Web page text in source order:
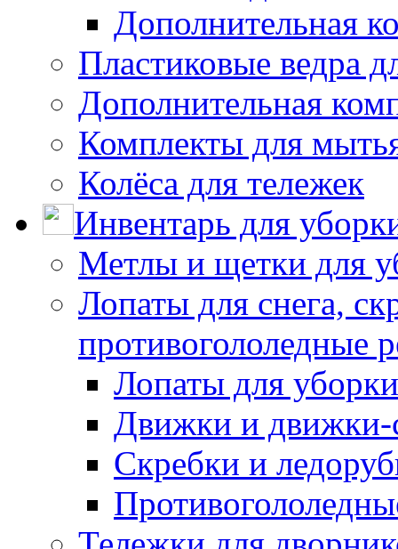
Дополнительная
Пластиковые ведра
Дополнительная
Комплекты для
Колёса для тележек
Инвентарь для
Метлы и щетки для
Лопаты для снега,
противогололедные
Лопаты для
Движки и движки-
Скребки и